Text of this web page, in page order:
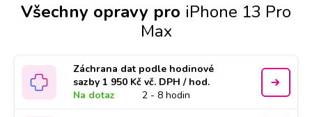
Všechny opravy pro iPhone 13 Pro
Max
Záchrana dat podle hodinové
sazby 1 950 Kč vč. DPH / hod.
Na dotaz
2 - 8 hodin